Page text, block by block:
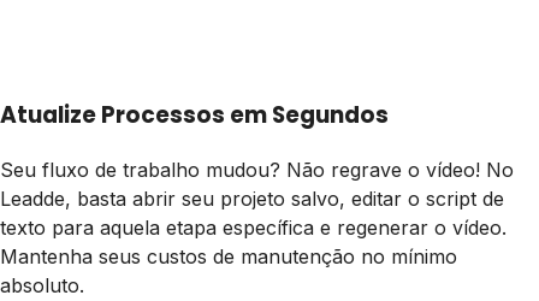
Atualize Processos em Segundos
Seu fluxo de trabalho mudou? Não regrave o vídeo! No
Leadde, basta abrir seu projeto salvo, editar o script de
texto para aquela etapa específica e regenerar o vídeo.
Mantenha seus custos de manutenção no mínimo
absoluto.